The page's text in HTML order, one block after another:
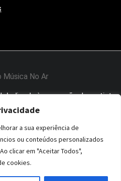
a sua experiência de
ou conteúdos personalizados
clicar em "Aceitar Todos",
cookies.
dedicada à promoção dos artistas
influenciadores da área.